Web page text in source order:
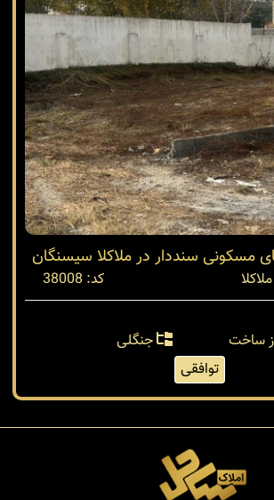
مسکونی سنددار در ملاکلا سیسنگان
کد: 38008
ساخت
جنگلی
توافقی